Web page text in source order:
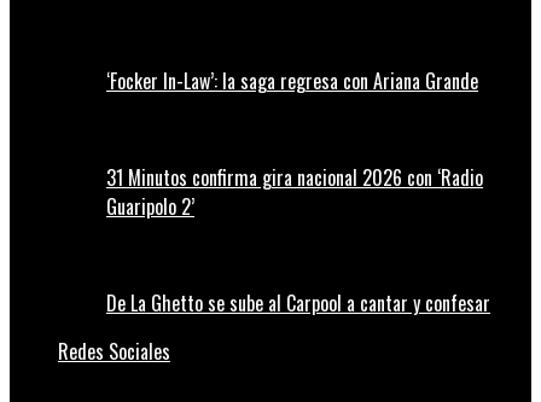
‘Focker In-Law’: la saga regresa con Ariana Grande
31 Minutos confirma gira nacional 2026 con ‘Radio
Guaripolo 2’
De La Ghetto se sube al Carpool a cantar y confesar
Redes Sociales